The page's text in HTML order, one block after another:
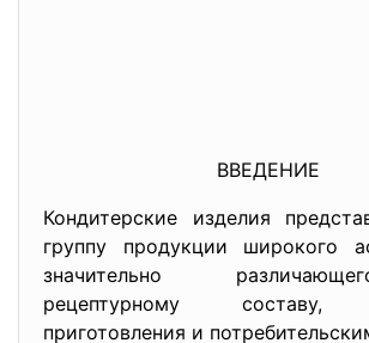
ВВЕДЕНИЕ
Кондитерские изделия
группу продукции широкого
значительно
рецептурному составу,
приготовления и